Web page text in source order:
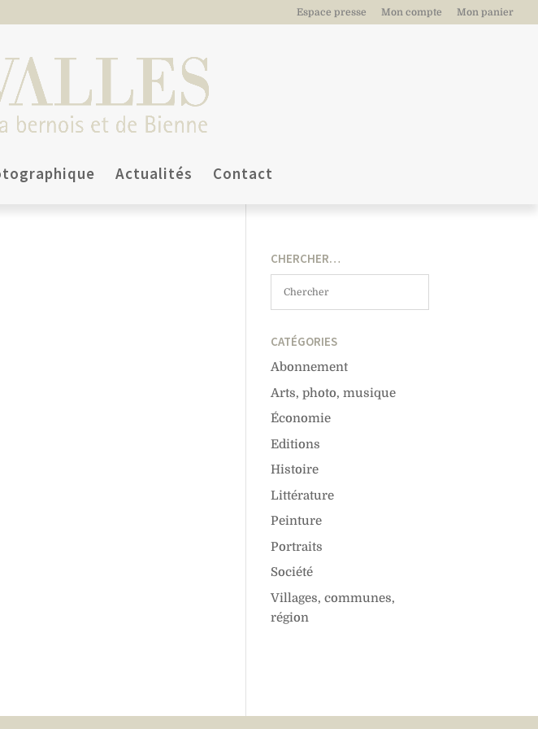
Espace presse Mon compte Mon panier
Actualités Contact
CHERCHER…
CATÉGORIES
Abonnement
Arts, photo, musique
Économie
Editions
Histoire
Littérature
Peinture
Portraits
Société
Villages, communes,
région